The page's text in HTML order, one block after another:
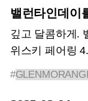
밸런타인데이
깊고 달콤하게.
위스키 페어링 4.
#